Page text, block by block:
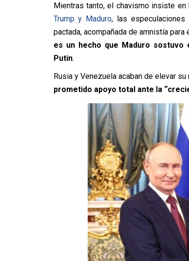
Mientras tanto, el chavismo insiste
Trump y Maduro, las especulaciones
pactada, acompañada de amnistía
es un hecho que Maduro sostuvo
Putin.
Rusia y Venezuela acaban de elevar su
prometido apoyo total ante la